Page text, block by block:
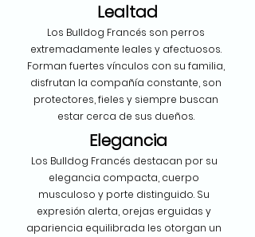
Lealtad
Los Bulldog Francés son perros
extremadamente leales y afectuosos.
Forman fuertes vínculos con su familia,
disfrutan la compañía constante, son
protectores, fieles y siempre buscan
estar cerca de sus dueños.
Elegancia
Los Bulldog Francés destacan por su
elegancia compacta, cuerpo
musculoso y porte distinguido. Su
expresión alerta, orejas erguidas y
apariencia equilibrada les otorgan un